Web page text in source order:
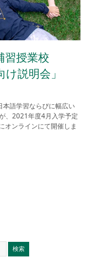
授業校
け説明会」
語学習ならびに幅広い
、2021年度4月入学予定
オンラインにて開催しま